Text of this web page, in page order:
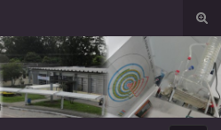
de